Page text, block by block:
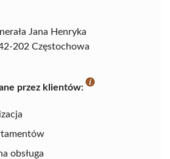
Jana Henryka
202 Częstochowa
przez klientów:
obsługa